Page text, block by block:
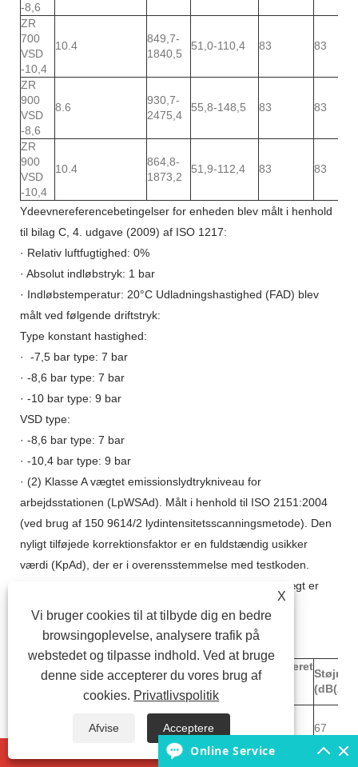
-8,6
ZR
700
VSD
-10,4
10.4
849,7-
1840,5
51,0-110,4 83 83
ZR
900
VSD
-8,6
8.6
930,7-
2475,4
55,8-148,5 83 83
ZR
900
VSD
-10,4
10.4
864,8-
1873,2
51,9-112,4 83 83
Ydeevnereferencebetingelser for enheden blev målt i henhold
til bilag C, 4. udgave (2009) af ISO 1217:
· Relativ luftfugtighed: 0%
· Absolut indløbstryk: 1 bar
· Indløbstemperatur: 20°C Udladningshastighed (FAD) blev
målt ved følgende driftstryk:
Type konstant hastighed:
· -7,5 bar type: 7 bar
· -8,6 bar type: 7 bar
· -10 bar type: 9 bar
VSD type:
· -8,6 bar type: 7 bar
· -10,4 bar type: 9 bar
· (2) Klasse A vægtet emissionslydtrykniveau for
arbejdsstationen (LpWSAd). Målt i henhold til ISO 2151:2004
(ved brug af 150 9614/2 lydintensitetsscanningsmetode). Den
nyligt tilføjede korrektionsfaktor er en fuldstændig usikker
værdi (KpAd), der er i overensstemmelse med testkoden.
· (3) Vægt er kun til reference; den faktisk leverede vægt er
ZR 200X-400X
Model
Maksimalt
udstødningstryk
Trafik
FAD(l/s)
Trafik
FAD(m³/min)
Installeret
effekt
(dB(A))
623.1 37.4 67
ZR
X
Vi bruger cookies til at tilbyde dig en bedre
browsingoplevelse, analysere trafik på
webstedet og tilpasse indhold. Ved at bruge
denne side accepterer du vores brug af
cookies. Privatlivspolitik
Afvise Acceptere
Online Service